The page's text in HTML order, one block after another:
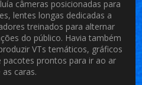
câmeras posicionadas para
lentes longas dedicadas a
treinados para alternar
do público. Havia também
VTs temáticos, gráficos
pacotes prontos para ir ao ar
caras.